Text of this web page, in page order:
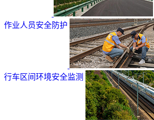
作业人员安全防护
行车区间环境安全监测